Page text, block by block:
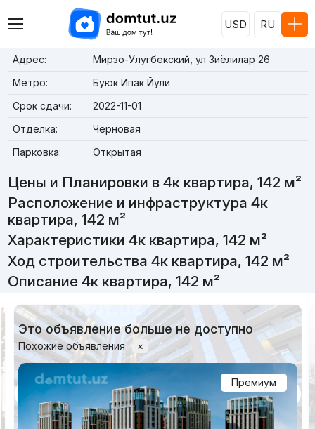
USD RU
Адрес:
Мирзо-Улугбекский, ул Зиёлилар 26
Метро:
Буюк Ипак Йули
Срок сдачи:
2022-11-01
Отделка:
Черновая
Парковка:
Открытая
Цены и Планировки в 4к квартира, 142 м²
Расположение и инфраструктура 4к
квартира, 142 м²
Характеристики 4к квартира, 142 м²
Ход строительства 4к квартира, 142 м²
Описание 4к квартира, 142 м²
Это объявление больше не доступно
Похожие объявления ×
Премиум